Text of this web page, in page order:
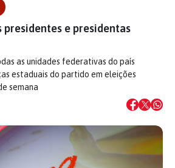
presidentes e presidentas
as unidades federativas do país
estaduais do partido em eleições
semana